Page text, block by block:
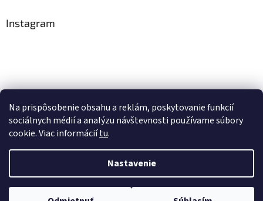
Na prispôsobenie obsahu a reklám, poskytovanie funkcií
sociálnych médií a analýzu návštevnosti používame súbory
cookie. Viac informáciítu.
Nastavenie
Instagram
Sledovať na Instagrame
Copyright 2026Tradičná čínska medicína. Všetky práva